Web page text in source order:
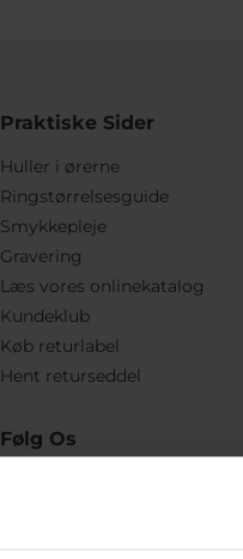
Praktiske Sider
Huller i ørerne
Ringstørrelsesguide
Smykkepleje
Gravering
Læs vores onlinekatalog
Kundeklub
Køb returlabel
Hent returseddel
Følg Os